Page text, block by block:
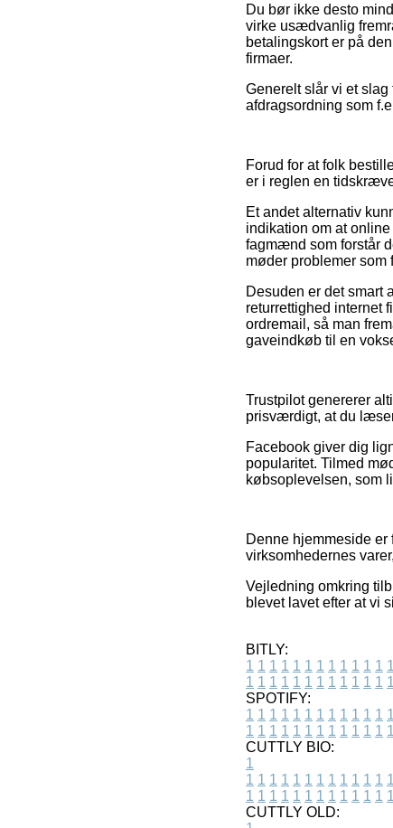
Du bør ikke desto
virke usædvanlig
betalingskort er på
firmaer.
Generelt slår vi et
afdragsordning som
Forud for at folk
er i reglen en
Et andet alternativ
indikation om at
fagmænd som forstår
møder problemer
Desuden er det smart
returrettighed internet
ordremail, så man
gaveindkøb til en
Trustpilot genererer
prisværdigt, at du
Facebook giver dig
popularitet. Tilmed
købsoplevelsen, som
Denne hjemmeside
virksomhedernes
Vejledning omkring
blevet lavet efter at vi
BITLY:
1 1 1 1 1 1 1 1 1 1 1 1 1
1 1 1 1 1 1 1 1 1 1 1 1 1
SPOTIFY:
1 1 1 1 1 1 1 1 1 1 1 1 1
1 1 1 1 1 1 1 1 1 1 1 1 1
CUTTLY BIO:
1
1 1 1 1 1 1 1 1 1 1 1 1 1
1 1 1 1 1 1 1 1 1 1 1 1 1
CUTTLY OLD: